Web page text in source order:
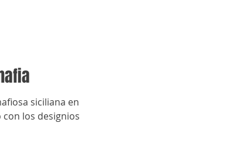
siciliana en
los designios